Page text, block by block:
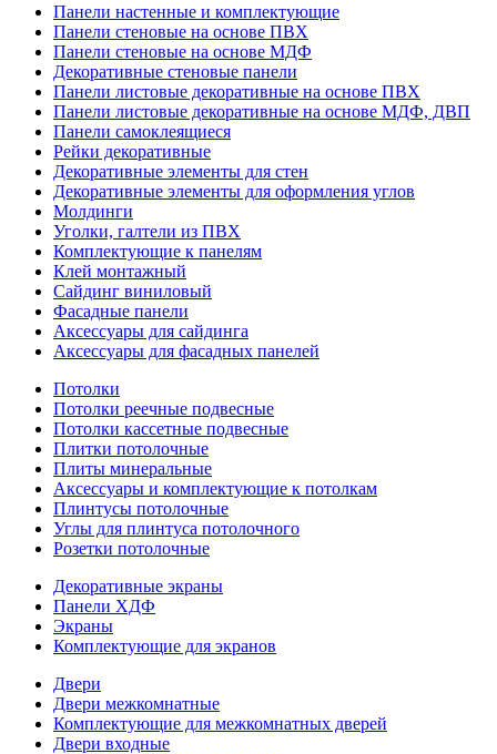
Панели настенные и комплектующие
Панели стеновые на основе ПВХ
Панели стеновые на основе МДФ
Декоративные стеновые панели
Панели листовые декоративные на основе ПВХ
Панели листовые декоративные на основе МДФ, ДВП
Панели самоклеящиеся
Рейки декоративные
Декоративные элементы для стен
Декоративные элементы для оформления углов
Молдинги
Уголки, галтели из ПВХ
Комплектующие к панелям
Клей монтажный
Сайдинг виниловый
Фасадные панели
Аксессуары для сайдинга
Аксессуары для фасадных панелей
Потолки
Потолки реечные подвесные
Потолки кассетные подвесные
Плитки потолочные
Плиты минеральные
Аксессуары и комплектующие к потолкам
Плинтусы потолочные
Углы для плинтуса потолочного
Розетки потолочные
Декоративные экраны
Панели ХДФ
Экраны
Комплектующие для экранов
Двери
Двери межкомнатные
Комплектующие для межкомнатных дверей
Двери входные